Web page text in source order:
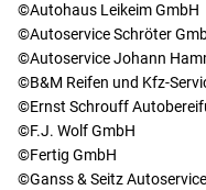
©Autohaus Leikeim GmbH
©Autoservice Schröter
©Autoservice Johann
©B&M Reifen und Kfz-
©Ernst Schrouff
©F.J. Wolf GmbH
©Fertig GmbH
©Ganss & Seitz